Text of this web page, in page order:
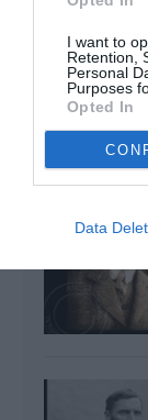
I want to
Retention,
Personal
Purposes
Opted In
Data